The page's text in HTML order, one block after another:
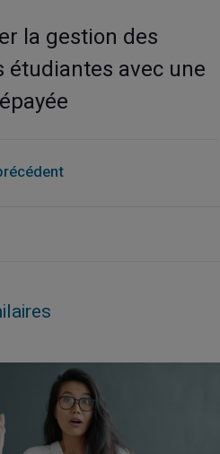
la gestion des
étudiantes avec une